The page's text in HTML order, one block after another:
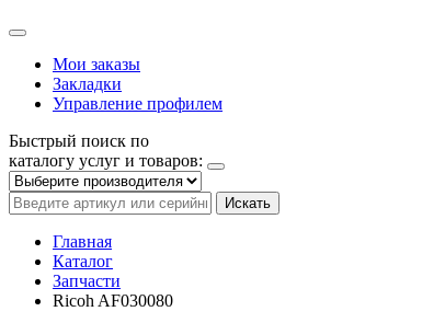
Мои заказы
Закладки
Управление профилем
Быстрый поиск по
каталогу услуг и товаров:
Искать
Главная
Каталог
Запчасти
Ricoh AF030080